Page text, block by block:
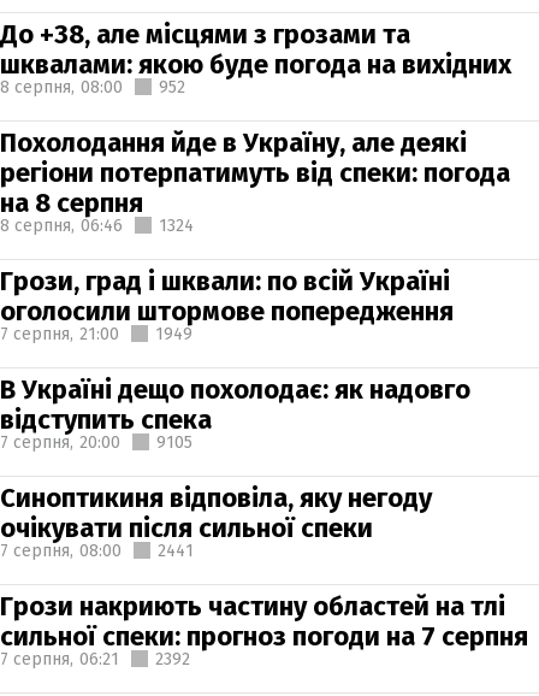
До +38, але місцями з грозами та
шквалами: якою буде погода на вихідних
8 серпня, 08:00 952
Похолодання йде в Україну, але деякі
регіони потерпатимуть від спеки: погода
на 8 серпня
8 серпня, 06:46 1324
Грози, град і шквали: по всій Україні
оголосили штормове попередження
7 серпня, 21:00 1949
В Україні дещо похолодає: як надовго
відступить спека
7 серпня, 20:00 9105
Синоптикиня відповіла, яку негоду
очікувати після сильної спеки
7 серпня, 08:00 2441
Грози накриють частину областей на тлі
сильної спеки: прогноз погоди на 7 серпня
7 серпня, 06:21 2392